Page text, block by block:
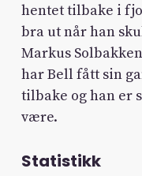
hentet tilbake i
bra ut når han
Markus
har Bell fått sin
tilbake og han er
være.
Statistikk